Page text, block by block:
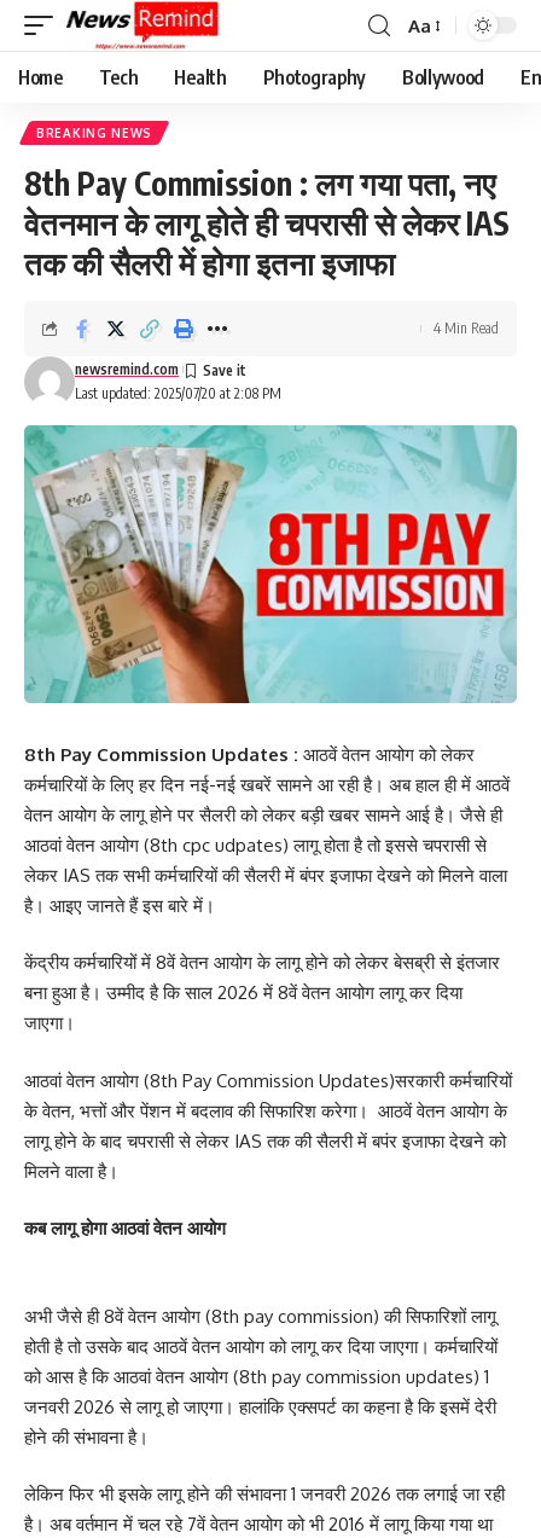
Font
Resizer
Aa
Home Tech Health Photography Bollywood
BREAKING NEWS
8th Pay Commission : लग गया पता, नए
वेतनमान के लागू होते ही चपरासी से लेकर IAS
तक की सैलरी में होगा इतना इजाफा
Last updated: 2025/07/20 at 2:08 PM
newsremind.com
4 Min Read
8th Pay Commission Updates : आठवें वेतन आयोग को लेकर
कर्मचारियों के लिए हर दिन नई-नई खबरें सामने आ रही है। अब हाल ही में आठवें
वेतन आयोग के लागू होने पर सैलरी को लेकर बड़ी खबर सामने आई है। जैसे ही
आठवां वेतन आयोग (8th cpc udpates) लागू होता है तो इससे चपरासी से
लेकर IAS तक सभी कर्मचारियों की सैलरी में बंपर इजाफा देखने को मिलने वाला
है। आइए जानते हैं इस बारे में।
केंद्रीय कर्मचारियों में 8वें वेतन आयोग के लागू होने को लेकर बेसब्री से इंतजार
बना हुआ है। उम्मीद है कि साल 2026 में 8वें वेतन आयोग लागू कर दिया
जाएगा।
आठवां वेतन आयोग (8th Pay Commission Updates)सरकारी कर्मचारियों
के वेतन, भत्तों और पेंशन में बदलाव की सिफारिश करेगा। आठवें वेतन आयोग के
लागू होने के बाद चपरासी से लेकर IAS तक की सैलरी में बपंर इजाफा देखने को
मिलने वाला है।
कब लागू होगा आठवां वेतन आयोग
अभी जैसे ही 8वें वेतन आयोग (8th pay commission) की सिफारिशों लागू
होती है तो उसके बाद आठवें वेतन आयोग को लागू कर दिया जाएगा। कर्मचारियों
को आस है कि आठवां वेतन आयोग (8th pay commission updates) 1
जनवरी 2026 से लागू हो जाएगा। हालांकि एक्सपर्ट का कहना है कि इसमें देरी
होने की संभावना है।
लेकिन फिर भी इसके लागू होने की संभावना 1 जनवरी 2026 तक लगाई जा रही
है। अब वर्तमान में चल रहे 7वें वेतन आयोग को भी 2016 में लागू किया गया था